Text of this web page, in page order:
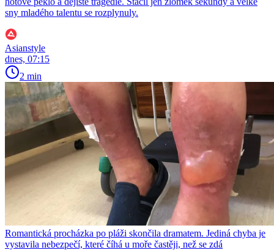
sny mladého talentu se rozplynuly.
Asianstyle
dnes, 07:15
2 min
Romantická procházka po pláži skončila dramatem. Jediná chyba je
vystavila nebezpečí, které číhá u moře častěji, než se zdá